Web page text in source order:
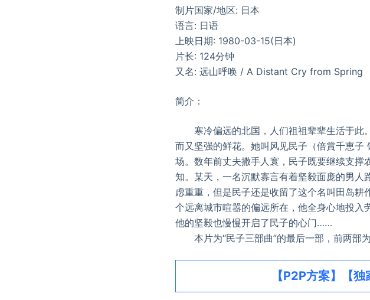
制片国家/地区: 日本
语言: 日语
上映日期: 1980-03-15(日本)
片长: 124分钟
又名: 远山呼唤 / A Distant Cry from Spring
简介：
寒冷偏远的北国，人们祖祖辈辈生活于此
而又坚强的鲜花。她叫风见民子（倍賞千恵
场。数年前丈夫撒手人寰，民子既要继续支
知。某天，一名沉默寡言有着坚毅面庞的男
虑重重，但是民子还是收留了这个名叫田岛
个远离城市喧嚣的偏远所在，他全身心地投入
他的坚毅也慢慢开启了民子的心门……
本片为“民子三部曲”的最后一部，前两部为
【P2P方案】【